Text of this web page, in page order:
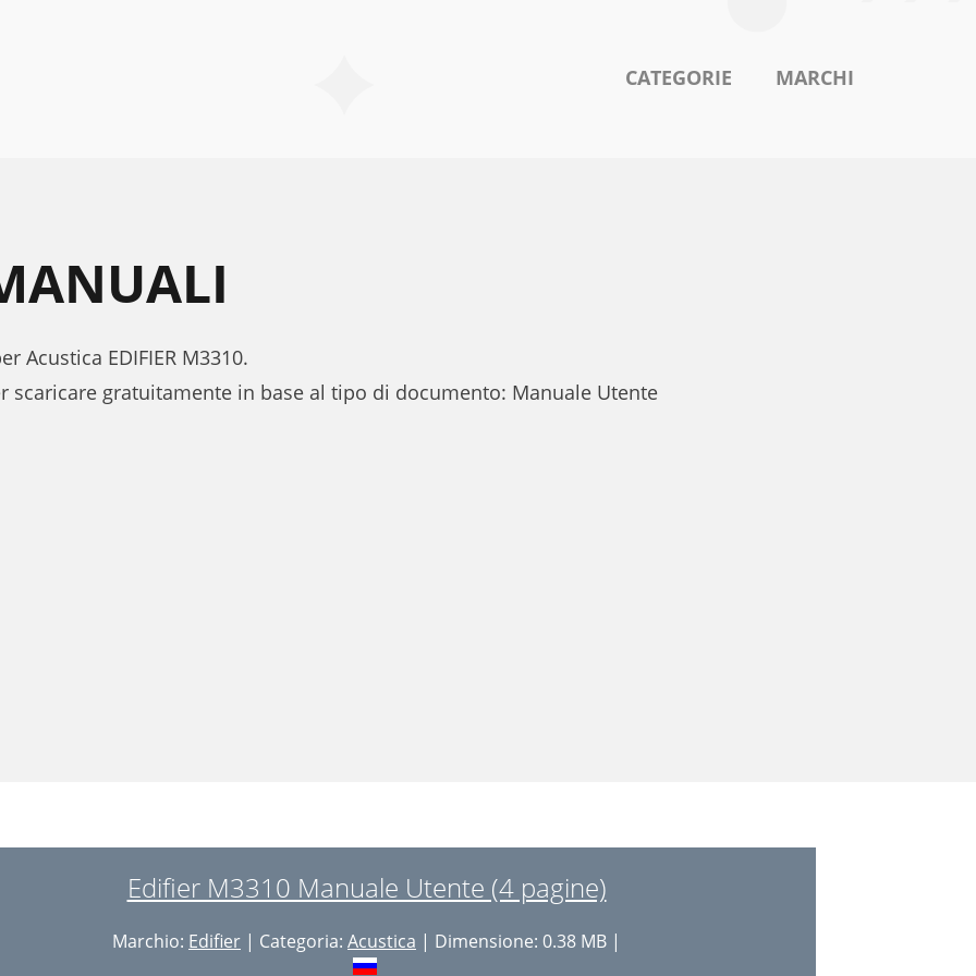
CATEGORIE MARCHI
Acustica EDIFIER M3310.
scaricare gratuitamente in base al tipo di documento: Manuale Utente
Edifier M3310 Manuale Utente (4 pagine)
Marchio: Edifier | Categoria: Acustica | Dimensione: 0.38 MB |